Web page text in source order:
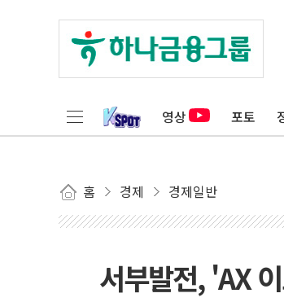
영상 포토
홈 경제 경제일반
서부발전, 'AX